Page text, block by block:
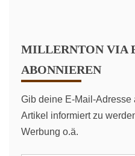
MILLERNTON VIA
ABONNIEREN
Gib deine E-Mail-Adresse
Artikel informiert zu
Werbung o.ä.